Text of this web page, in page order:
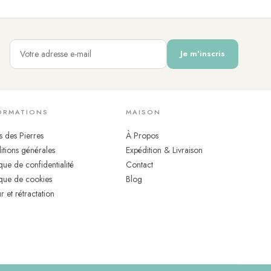
Je m'inscris
des Pierres
générales
de confidentialité
de cookies
et rétractation
MAISON
À Propos
Expédition & Livraison
Contact
Blog